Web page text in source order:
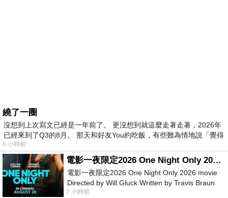
繞了一圈
沒想到上次寫文已經是一年前了。 更沒想到就這麼走著走著，2026年
已經來到了Q3的8月。 那天和好友You約吃飯，有些難為情地說「覺得
6 小時前
電影一夜限定2026 One Night Only 2026 movie
電影一夜限定2026 One Night Only 2026 movie
Directed by Will Gluck Written by Travis Braun
Starring Monica Barbaro
7 小時前